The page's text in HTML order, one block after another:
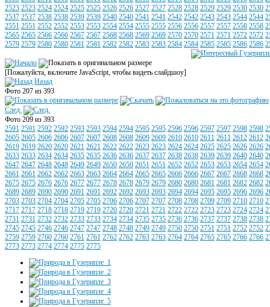
2523 2523 2524 2524 2525 2525 2526 2526 2527 2527 2528 2528 2529 2529 2530 2530
2537 2537 2538 2538 2539 2539 2540 2540 2541 2541 2542 2542 2543 2543 2544 2544
2551 2551 2552 2552 2553 2553 2554 2554 2555 2555 2556 2556 2557 2557 2558 2558
2565 2565 2566 2566 2567 2567 2568 2568 2569 2569 2570 2570 2571 2571 2572 2572
2579 2579 2580 2580 2581 2581 2582 2582 2583 2583 2584 2584 2585 2585 2586 2586
[Пожалуйста, включите JavaScript, чтобы видеть слайдшоу]
Назад
Фото 207 из 393
След.
Фото 209 из 393
2591 2591 2592 2592 2593 2593 2594 2594 2595 2595 2596 2596 2597 2597 2598 2598
2605 2605 2606 2606 2607 2607 2608 2608 2609 2609 2610 2610 2611 2611 2612 2612
2619 2619 2620 2620 2621 2621 2622 2622 2623 2623 2624 2624 2625 2625 2626 2626
2633 2633 2634 2634 2635 2635 2636 2636 2637 2637 2638 2638 2639 2639 2640 2640
2647 2647 2648 2648 2649 2649 2650 2650 2651 2651 2652 2652 2653 2653 2654 2654
2661 2661 2662 2662 2663 2663 2664 2664 2665 2665 2666 2666 2667 2667 2668 2668
2675 2675 2676 2676 2677 2677 2678 2678 2679 2679 2680 2680 2681 2681 2682 2682
2689 2689 2690 2690 2691 2691 2692 2692 2693 2693 2694 2694 2695 2695 2696 2696
2703 2703 2704 2704 2705 2705 2706 2706 2707 2707 2708 2708 2709 2709 2710 2710
2717 2717 2718 2718 2719 2719 2720 2720 2721 2721 2722 2722 2723 2723 2724 2724
2731 2731 2732 2732 2733 2733 2734 2734 2735 2735 2736 2736 2737 2737 2738 2738
2745 2745 2746 2746 2747 2747 2748 2748 2749 2749 2750 2750 2751 2751 2752 2752
2759 2759 2760 2760 2761 2761 2762 2762 2763 2763 2764 2764 2765 2765 2766 2766
2773 2773 2774 2774 2775 2775